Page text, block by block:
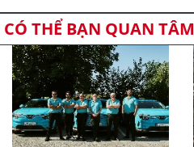
CÓ THỂ BẠN QUAN TÂM